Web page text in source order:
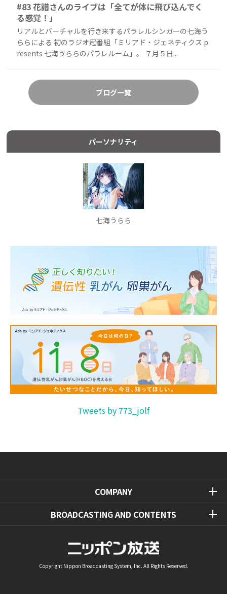
#83 花譜さんのライブは「全てが体に飛び込んでく
る感覚！」
リアルとバーチャルを行き来するパラレルシンガーの七海う
ららによる 初のラジオ冠番組「ミリアド・ジェネティクス p
resents 七海うららのパラレルーム」。 ７月５日...
ブログ一覧
パーソナリティ
七海うらら
Tweets by 773_jolf
COMPANY
BROADCASTING AND CONTENTS
Copyright Nippon Broadcasting System, Inc. All Rights Reserved.